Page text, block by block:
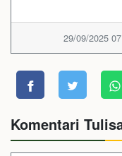
29/09/2025
Komentari